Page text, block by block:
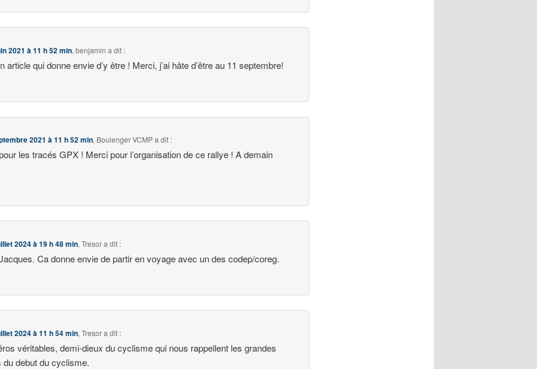
2021 à 11 h 52 min,benjamin a dit :
article qui donne envie d’y être ! Merci, j’ai hâte d’être au 11 septembre!
2021 à 11 h 52 min, Boulenger VCMPa dit :
les tracés GPX ! Merci pour l’organisation de ce rallye ! A demain
2024 à 19 h 48 min,Tresora dit :
Ca donne envie de partir en voyage avec un des codep/coreg.
2024 à 11 h 54 min,Tresora dit :
véritables, demi-dieux du cyclisme qui nous rappellent les grandes
du debut du cyclisme.